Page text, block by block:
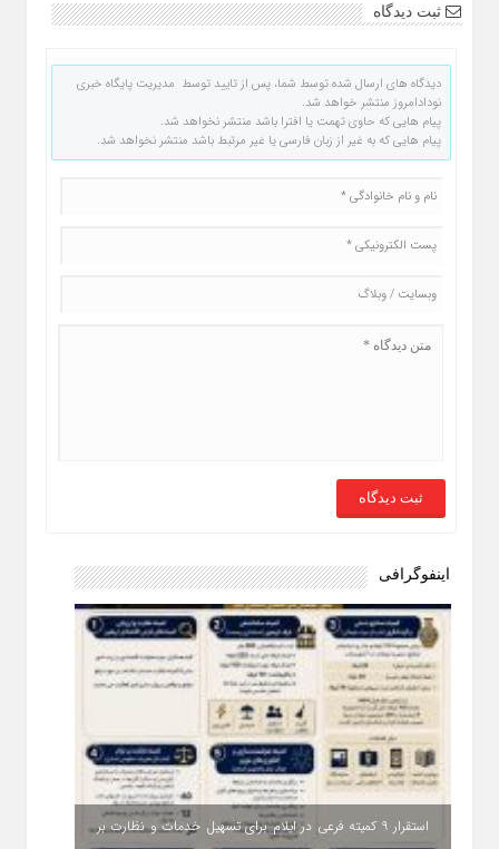
ثبت دیدگاه
دیدگاه های ارسال شده توسط شما، پس از تایید توسط مدیریت پایگاه خبری
نودادامروز منتشر خواهد شد.
پیام هایی که حاوی تهمت یا افترا باشد منتشر نخواهد شد.
پیام هایی که به غیر از زبان فارسی یا غیر مرتبط باشد منتشر نخواهد شد.
اینفوگرافی
استقرار ۹ کمیته فرعی در ایلام برای تسهیل خدمات و نظارت بر